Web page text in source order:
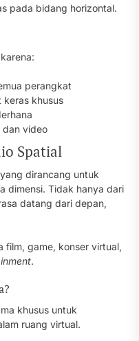
pada bidang horizontal.
perangkat
keras khusus
dan video
Spatial
dirancang untuk
dimensi. Tidak hanya dari
datang dari depan,
film, game, konser virtual,
.
khusus untuk
ruang virtual.